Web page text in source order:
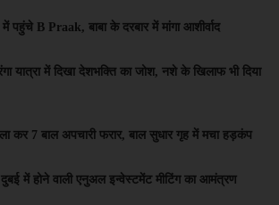
पहुंचे B Praak, बाबा के दरबार में मांगा आशीर्वाद
यात्रा में दिखा देशभक्ति का जोश, नशे के खिलाफ भी दिया
कर 7 बाल अपचारी फरार, बाल सुधार गृह में मचा हड़कंप
में होने वाली एनुअल इन्वेस्टमेंट मीटिंग का आमंत्रण